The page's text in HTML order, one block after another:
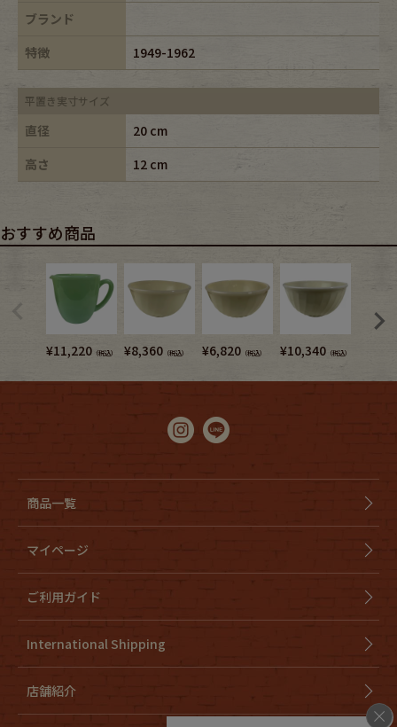
ブランド
特徴
1949-1962
平置き実寸サイズ
直径
20 cm
高さ
12 cm
おすすめ商品
¥11,220 （税込） ¥8,360 （税込） ¥6,820 （税込） ¥10,340 （税込）
商品一覧
マイページ
ご利用ガイド
International Shipping
店舗紹介